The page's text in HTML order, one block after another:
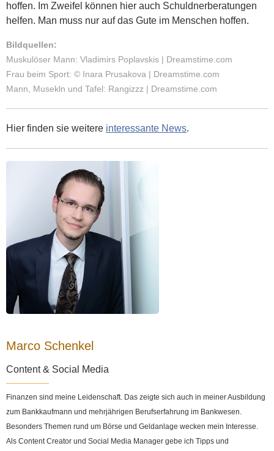
hoffen. Im Zweifel können hier auch Schuldnerberatungen
helfen. Man muss nur auf das Gute im Menschen hoffen.
Bildquellen:
Muskulöser Mann: Vladimirs Poplavskis | Dreamstime.com
Frau beim Sport: © Inara Prusakova | Dreamstime.com
Mann, Musekln und Tafel: Rangizzz | Dreamstime.com
Hier finden sie weitere interessante News.
Marco Schenkel
Content & Social Media
Finanzen sind meine Leidenschaft. Das zeigte sich auch in meiner Ausbildung
zum Bankkaufmann und mehrjährigen Berufserfahrung im Bankwesen.
Besonders Themen rund um Börse und Geldanlage wecken mein Interesse.
Als Content Creator und Social Media Manager gebe ich Tipps und